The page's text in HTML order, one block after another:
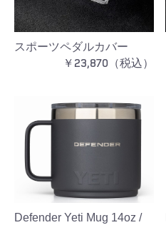
スポーツペダルカバー
￥23,870（税込）
Defender Yeti Mug 14oz /